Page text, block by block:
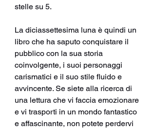
stelle su 5.
La diciassettesima luna è quindi un
libro che ha saputo conquistare il
pubblico con la sua storia
coinvolgente, i suoi personaggi
carismatici e il suo stile fluido e
avvincente. Se siete alla ricerca di
una lettura che vi faccia emozionare
e vi trasporti in un mondo fantastico
e affascinante, non potete perdervi